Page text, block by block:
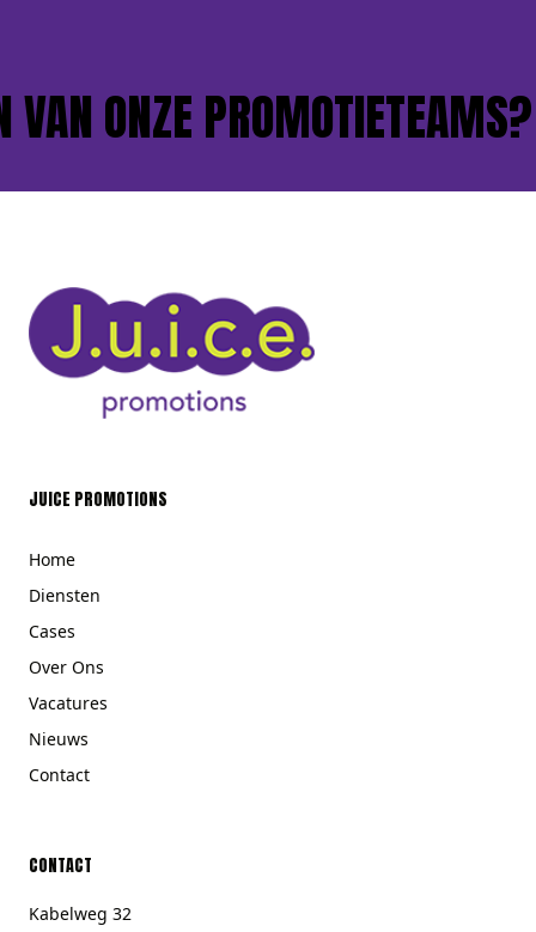
ONZE PROMOTIETEAMS?
JUICE PROMOTIONS
Home
Diensten
Cases
Over Ons
Vacatures
Nieuws
Contact
CONTACT
Kabelweg 32